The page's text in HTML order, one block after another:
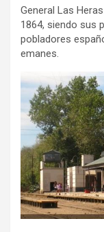
General Las
1864, siendo sus
pobladores
emanes.